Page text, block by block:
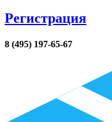
Регистрация
8 (495) 197-65-67